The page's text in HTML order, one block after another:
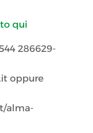
qui
286629-
oppure
alma-